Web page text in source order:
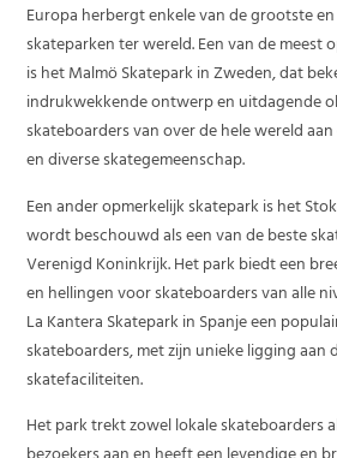
Europa herbergt enkele van de grootste
skateparken ter wereld. Een van de meest
is het Malmö Skatepark in Zweden, dat
indrukwekkende ontwerp en uitdagende
skateboarders van over de hele wereld
en diverse skategemeenschap.
Een ander opmerkelijk skatepark is het
wordt beschouwd als een van de beste
Verenigd Koninkrijk. Het park biedt een
en hellingen voor skateboarders van alle
La Kantera Skatepark in Spanje een
skateboarders, met zijn unieke ligging aan
skatefaciliteiten.
Het park trekt zowel lokale skateboarders